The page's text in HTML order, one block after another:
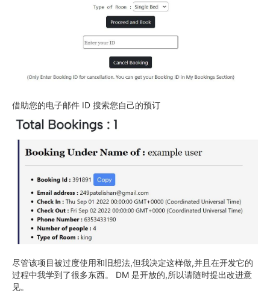
借助您的电子邮件 ID 搜索您自己的预订
尽管该项目被过度使用和旧想法,但我决定这样做,并且在开发它的
过程中我学到了很多东西。 DM 是开放的,所以请随时提出改进意
见。